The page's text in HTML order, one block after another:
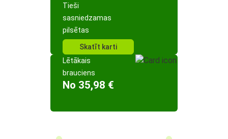
Tieši
sasniedzamas
pilsētas
Skatīt karti
Lētākais
brauciens
No 35,98 €